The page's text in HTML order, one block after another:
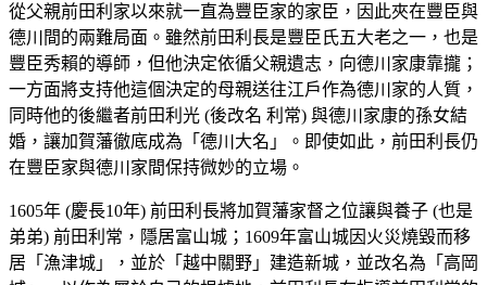
從父親前田利家以來就一直為豐臣家的家臣，因此夾在豐臣與
德川間的兩難局面。雖然前田利長是豐臣氏五大老之一，也是
豐臣秀賴的導師，但他決定依循父親遺志，向德川家康靠攏；
一方面將支持他這個決定的母親送往江戶作為德川家的人質，
同時他的後繼者前田利光 (後改名 利常) 與德川家康的孫女結
婚，讓加賀藩徹底成為「德川大名」。即使如此，前田利長仍
在豐臣家與德川家間保持微妙的立場。
1605年 (慶長10年) 前田利長將加賀藩家督之位讓與養子 (也是
弟弟) 前田利常，隱居富山城；1609年富山城因火災燒毀而移
居「漁津城」，並於「越中關野」建造新城，並改名為「高岡